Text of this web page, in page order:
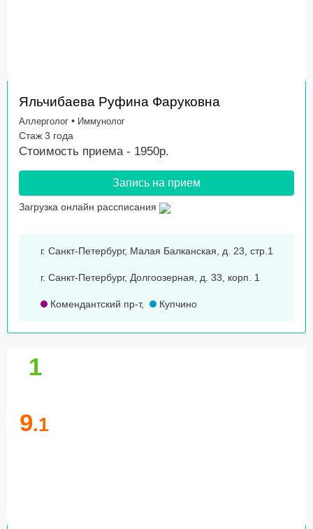
Яльчибаева Руфина Фаруковна
Аллерголог • Иммунолог
Стаж 3 года
Стоимость приема - 1950р.
Запись на прием
Загрузка онлайн рассписания
г. Санкт-Петербург, Малая Балканская, д. 23, стр.1
г. Санкт-Петербург, Долгоозерная, д. 33, корп. 1
Комендантский пр-т, Купчино
1
9.1